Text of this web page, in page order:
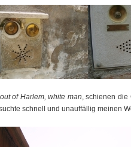
of Harlem, white man, schienen die
schnell und unauffällig meinen